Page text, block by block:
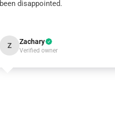
been disappointed.
Z Zachary
Verified owner